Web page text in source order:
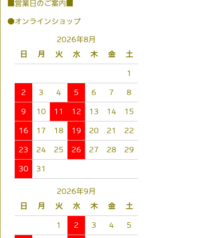
■営業日のご案内■
●オンラインショップ
2026年8月
日
月 火 水 木 金 土
1
2 3 4 5 6 7 8
9 10 11 12 13 14 15
16 17 18 19 20 21 22
23 24 25 26 27 28 29
30 31
2026年9月
日
月 火 水 木 金 土
1 2 3 4 5